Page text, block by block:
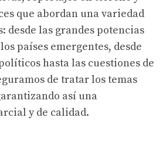
que abordan una variedad
desde las grandes potencias
países emergentes, desde
hasta las cuestiones de
de tratar los temas
así una
y de calidad.